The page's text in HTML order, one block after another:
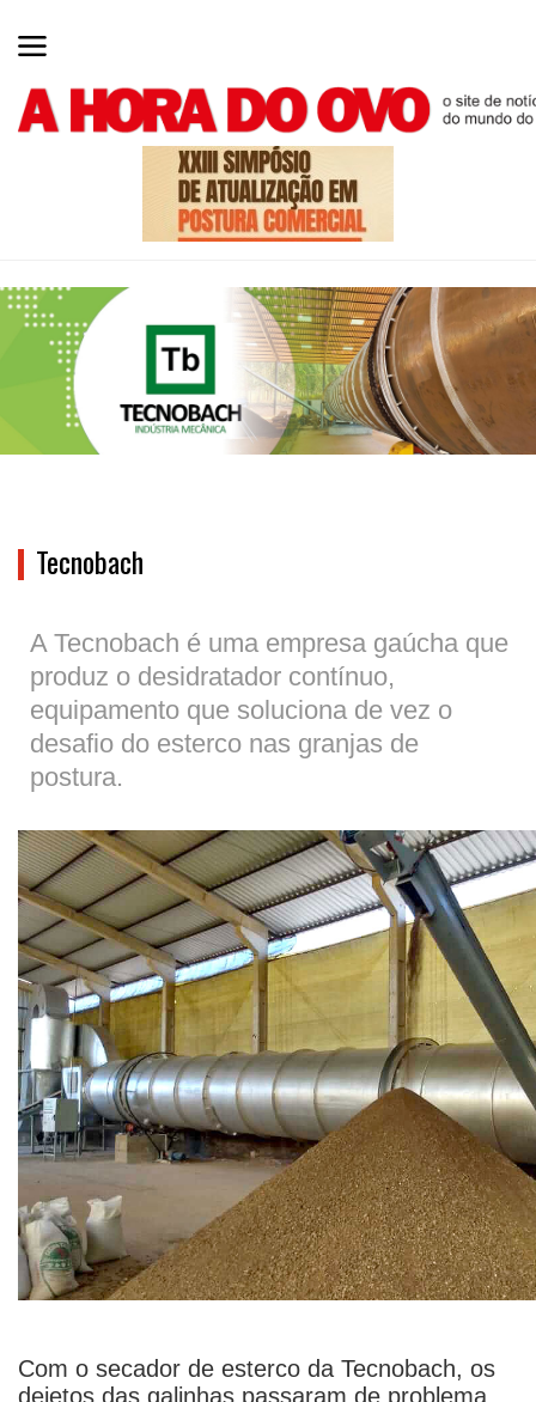
Tecnobach
A Tecnobach é uma empresa gaúcha que
produz o desidratador contínuo,
equipamento que soluciona de vez o
desafio do esterco nas granjas de
postura.
Com o secador de esterco da Tecnobach, os
dejetos das galinhas passaram de problema